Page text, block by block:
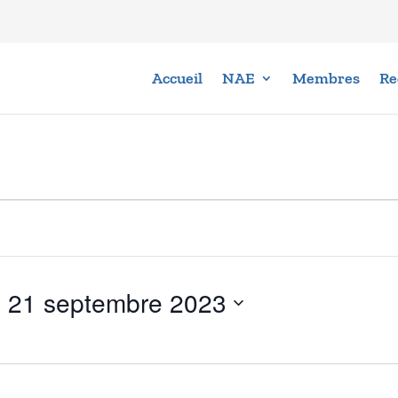
Accueil NAE Membres
21 septembre 2023